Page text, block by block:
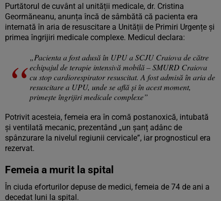
Purtătorul de cuvânt al unității medicale, dr. Cristina
Geormăneanu, anunța încă de sâmbătă că pacienta era
internată în aria de resuscitare a Unității de Primiri Urgențe și
primea îngrijiri medicale complexe. Medicul declara:
„Pacienta a fost adusă în UPU a SCJU Craiova de către
echipajul de terapie intensivă mobilă – SMURD Craiova
cu stop cardiorespirator resuscitat. A fost admisă în aria de
resuscitare a UPU, unde se află și în acest moment,
primește îngrijiri medicale complexe”
Potrivit acesteia, femeia era în comă postanoxică, intubată
și ventilată mecanic, prezentând „un șanț adânc de
spânzurare la nivelul regiunii cervicale”, iar prognosticul era
rezervat.
Femeia a murit la spital
În ciuda eforturilor depuse de medici, femeia de 74 de ani a
decedat luni la spital.